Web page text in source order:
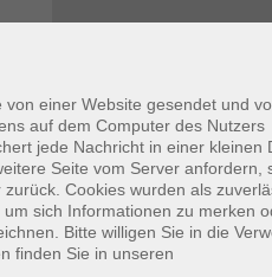
einer Website gesendet und
auf dem Computer des Nutzers
jede Nachricht in einer kleinen
Seite vom Server anfordern,
Cookies wurden als
sich Informationen zu merken
Bitte willigen Sie in die
finden Sie in unseren